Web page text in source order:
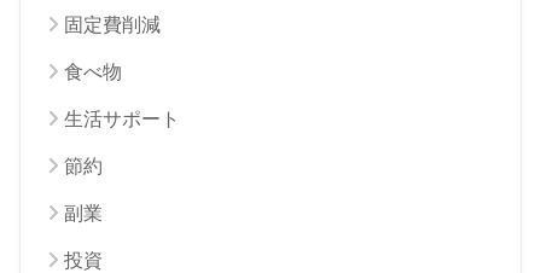
固定費削減
食べ物
生活サポート
節約
副業
投資